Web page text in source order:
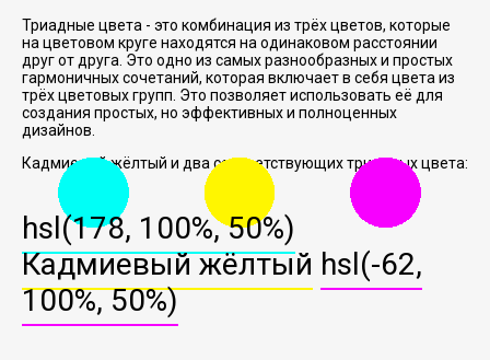
Триадные цвета - это комбинация из трёх цветов, которые
на цветовом круге находятся на одинаковом расстоянии
друг от друга. Это одно из самых разнообразных и простых
гармоничных сочетаний, которая включает в себя цвета из
трёх цветовых групп. Это позволяет использовать её для
создания простых, но эффективных и полноценных
дизайнов.
Кадмиевый жёлтый и два соответствующих триадных цвета:
hsl(178, 100%, 50%)
Кадмиевый жёлтый hsl(-62,
100%, 50%)